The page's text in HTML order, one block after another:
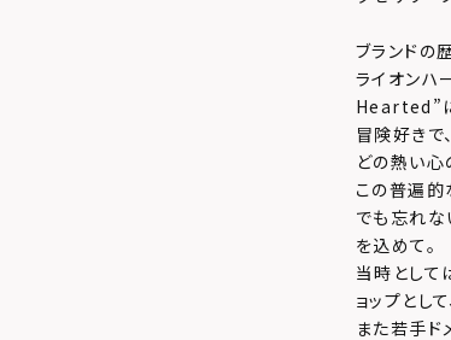
ブランドの
ライオンハ
Hearted”
冒険好きで
どの熱い心
この普遍的
でも忘れな
を込めて。
当時として
ョップとし
また若手ド